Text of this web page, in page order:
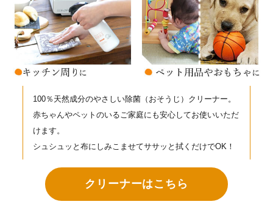
100％天然成分のやさしい除菌（おそうじ）クリーナー。
赤ちゃんやペットのいるご家庭にも安心してお使いいただ
けます。
シュシュッと布にしみこませてササッと拭くだけでOK！
クリーナーはこちら